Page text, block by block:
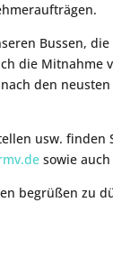
Bussen,
die Mitnahme
den
usw. finden
sowie
begrüßen zu